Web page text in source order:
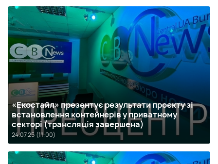
«Екостайл» презентує результати проєкту зі
встановлення контейнерів у приватному
секторі (трансляція завершена)
24.07.25 (11:00)